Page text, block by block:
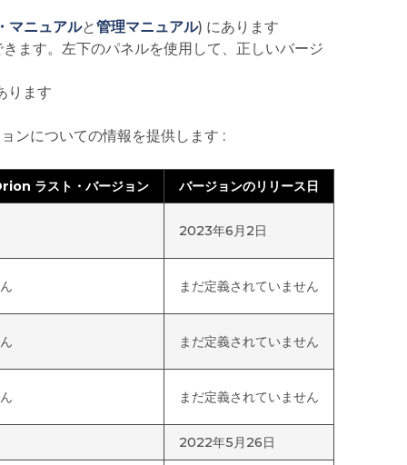
マニュアルと管理マニュアル) にあります
ます。左下のパネルを使用して、正しいバージ
ります
ンについての情報を提供します :
ラスト・バージョン バージョンのリリース日
2023年6月2日
まだ定義されていません
まだ定義されていません
まだ定義されていません
2022年5月26日